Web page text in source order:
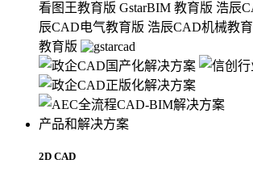
看图王教育版 GstarBIM 教育版 浩辰
辰CAD电气教育版 浩辰CAD机械教
教育版
产品和解决方案
2D CAD